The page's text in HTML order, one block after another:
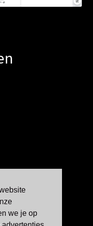
we je op